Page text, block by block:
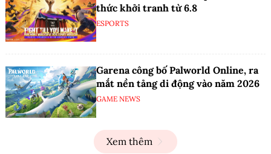
thức khởi tranh từ 6.8
ESPORTS
Garena công bố Palworld Online, ra
mắt nền tảng di động vào năm 2026
GAME NEWS
Xem thêm